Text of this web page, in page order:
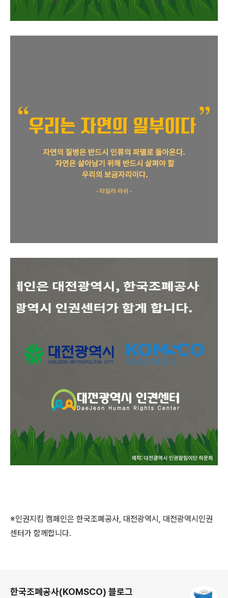
※인권지킴 캠페인은 한국조폐공사, 대전광역시, 대전광역시인권
센터가 함께합니다.
한국조폐공사(KOMSCO) 블로그